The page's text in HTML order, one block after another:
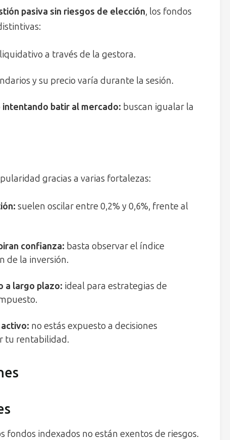
pasiva sin riesgos de elección, los fondos
a través de la gestora.
y su precio varía durante la sesión.
batir al mercado: buscan igualar la
gracias a varias fortalezas:
: suelen oscilar entre 0,2% y 0,6%, frente al
confianza: basta observar el índice
de la inversión.
a largo plazo: ideal para estrategias de
: no estás expuesto a decisiones
tu rentabilidad.
indexados no están exentos de riesgos.